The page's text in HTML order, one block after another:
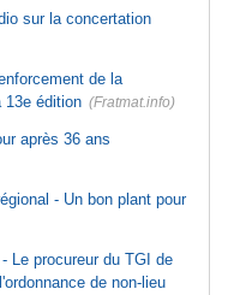
« One Health »
startups à l'international
sur la concertation
de la
13e édition (Fratmat.info)
après 36 ans
- Un bon plant pour
Le procureur du TGI de
de non-lieu